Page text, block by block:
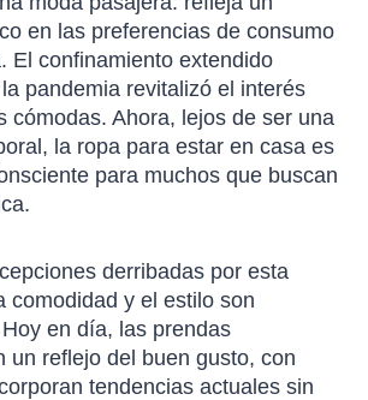
en las preferencias de consumo
El confinamiento extendido
pandemia revitalizó el interés
cómodas. Ahora, lejos de ser una
la ropa para estar en casa es
para muchos que buscan
derribadas por esta
comodidad y el estilo son
en día, las prendas
un reflejo del buen gusto, con
tendencias actuales sin